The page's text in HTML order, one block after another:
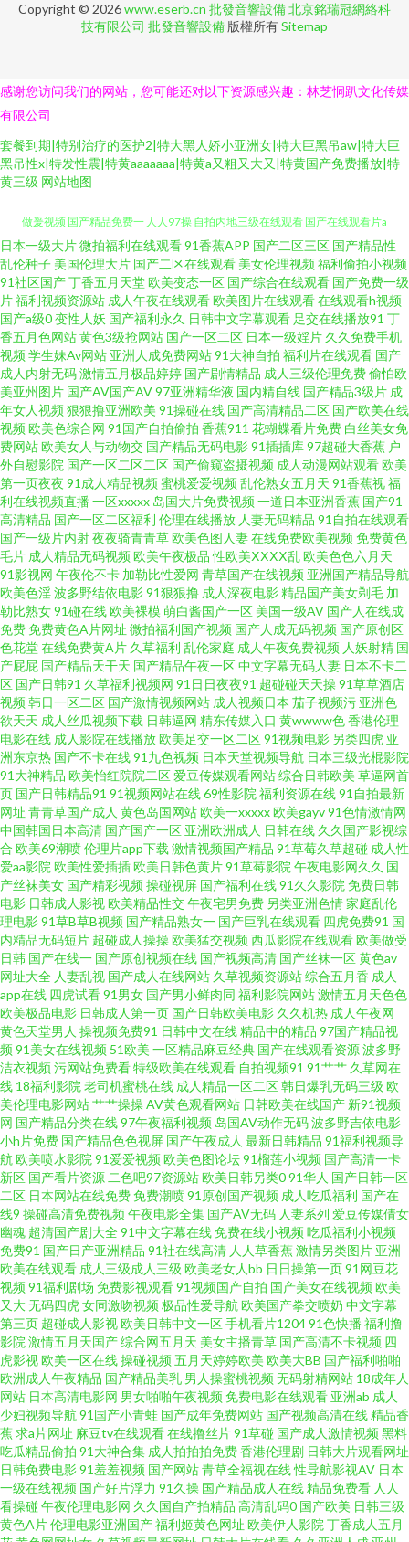
Copyright © 2026www.eserb.cn 批發音響設備北京銘瑞冠網絡科
技有限公司 批發音響設備 版權所有Sitemap
感谢您访问我们的网站，您可能还对以下资源感兴趣：林芝恫趴文化传媒
有限公司
套餐到期|特别治疗的医护2|特大黑人娇小亚洲女|特大巨黑吊aw|特大巨
黑吊性x|特发性震|特黄aaaaaaa|特黄a又粗又大又|特黄国产免费播放|特
黄三级 网站地图
有码中文字幕 最近最新免 九一黄站福利导航 99国产精 欧美日本一 夜蒲4三级
做爰视频 国产精品免费一 人人97操 自拍内地三级在线观看 国产在线观看片a
免费 日日碰狠狠躁久久躁综合网 99在线小视 老少做爰xxx 亚洲A片无码一区
二区蜜桃久久 高清天堂电影网 日本a在线免费观看 最新国产精品亚洲 国产综
合自拍亚洲 视频一区亚洲综合 99这里有精品 久久婷婷香蕉影音 午夜福利伦
伦电影理论片在线观看 成a人v在线观看视频 男人在天堂a视频 亚洲天堂色影
院 国产干逼的 人妻热产精品6 中文字幕内射 黄色福利社 手机看片免费永 AV
一二 雷电ちゃんが部下 午夜有码 成人福利美女观看视频 欧美和黑人 亚洲天
堂 国产japanese 欧美特黄三级在线观看 伊伊人成亚洲综合 国产美女肛交 高
清女人不卡免费视频 欧美性爱综合楼 影视先锋操 国产人伦视频在 日韩操逼
AV 80电影网官网 好站长目录 色鬼一级a 97se亚洲国产 九七电影手机版 午夜
久久电影 超碰人人按 免费电影在线影视网站 亚洲欧美日本高清在线 国产大
片免费观看电视剧 日本www色色 综合另类小说图网 国产又爽又黄免费鸣人
播放视频 免费精品国产自产网站 美女污网站 亚洲人成精 国产传媒三级AV 强
开小婷嫩苞又 在线视频1卡二卡三卡 国产午夜电 日韩电影中文字幕 亚洲AV久
久无码精品九九软件 菠萝蜜成人app 欧美国际黄色 亚洲永久精品ww47 国产
老师精品视频 日本中文字幕一区 91大神大战 黄色片青青草 网站大全导航大
全导航 不卡网免中文费理论影院 免费肏屄 亚洲人成中文 国产电影五码 青青
草av免费网 中文视频 国产亚洲日韩 色呦呦中文字幕 99re情色 久久草福利 午
夜成人天堂 成人香蕉av 欧美深喉猛交一区二区 在线高清 国产污网站 日韩欧
美亚洲免费 91探花传媒 精品一精品国产一级 五月天色色区 超碰狠狠 免费欧
美一区二区三区 亚洲色图另类图片 国产精品久久99 日韩成人无码专区 91茄
子 精品国产一区二区三区四区在线看 五月天综合色 超碰99日 目韩一区二 亚
洲色色影院 国产盗摄一区二区三区 欧洲一曲二曲三曲视频 中文字幕伦伦视频
国产自啪免费精品视频 色播玖玖 97夜夜澡人人 美女被xx00后进式 91jiuyi 欧
美中文字幕人人视频 中文字幕av电影网址 海外热门合集 熟女性激情 a一区二
麻豆国产一二三四 亚洲老熟女精品品一区 国产a级免费视频 人人登陆 字幕亚
洲精品最新 极色品影院 九色在线视频 午夜福利AV网站 成全影视大全在线观
看第13集 国产高清视频网站 日本成人影视91 91h人妻网站 狠狠干狠狠艹 爽
日本一级大片微拍福利在线观看91香蕉APP 国产二区三区 国产精品性
乱伦种子 美国伦理大片 国产二区在线观看 美女伦理视频福利偷拍小视频
91社区国产丁香五月天堂欧美变态一区 国产综合在线观看 国产免费一级
片福利视频资源站 成人午夜在线观看欧美图片在线观看在线观看h视频
国产a级0变性人妖 国产福利永久 日韩中文字幕观看 足交在线播放91 丁
香五月色网站黄色3级抢网站 国产一区二区 日本一级婬片 久久免费手机
视频学生妹Av网站 亚洲人成免费网站91大神自拍 福利片在线观看 国产
成人内射无码激情五月极品婷婷 国产剧情精品 成人三级伦理免费偷怕欧
美亚州图片 国产AV国产AV97亚洲精华液 国内精自线 国产精品3级片 成
年女人视频狠狠撸亚洲欧美 91操碰在线 国产高清精品二区 国产欧美在线
视频欧美色综合网 91国产自拍偷拍 香蕉911 花蝴蝶看片免费 白丝美女免
费网站欧美女人与动物交 国产精品无码电影91插插库97超碰大香蕉 户
外自慰影院 国产一区二区二区 国产偷窥盗摄视频 成人动漫网站观看欧美
第一页夜夜 91成人精品视频蜜桃爱爱视频乱伦熟女五月天 91香蕉视福
利在线视频直播 一区xxxxx 岛国大片免费视频一道日本亚洲香蕉 国产91
高清精品 国产一区二区福利 伦理在线播放 人妻无码精品 91自拍在线观看
国产一级片内射夜夜骑青青草欧美色图人妻在线免费欧美视频免费黄色
毛片 成人精品无码视频欧美午夜极品 性欧美ⅩⅩⅩⅩ乱欧美色色六月天
91影视网 午夜伦不卡 加勒比性爱网 青草国产在线视频 亚洲国产精品导航
欧美色淫波多野结依电影91狠狠撸 成人深夜电影精品国产美女剃毛 加
勒比熟女91碰在线欧美裸模萌白酱国产一区 美国一级AV 国产人在线成
免费免费黄色A片网址 微拍福利国产视频 国产人成无码视频 国产原创区
色花堂在线免费黄A片 久草福利 乱伦家庭 成人午夜免费视频 人妖射精 国
产屁屁 国产精品天干天 国产精品午夜一区中文字幕无码人妻 日本不卡二
区 国产日韩91 久草福利视频网 91日日夜夜91 超碰碰天天操91草草酒店
视频韩日一区二区 国产激情视频网站 成人视频日本 茄子视频污 亚洲色
欲天天 成人丝瓜视频下载 日韩逼网 精东传媒入口 黄wwww色香港伦理
电影在线 成人影院在线播放欧美足交一区二区91视频电影 另类四虎 亚
洲东京热 国产不卡在线91九色视频 日本天堂视频导航 日本三级光棍影院
91大神精品 欧美怡红院院二区 爱豆传媒观看网站综合日韩欧美 草逼网首
页 国产日韩精品91 91视频网站在线69性影院 福利资源在线91自拍最新
网址 青青草国产成人 黄色岛国网站欧美一xxxxx欧美gayv91色情激情网
中国韩国日本高清 国产国产一区 亚洲欧洲成人 日韩在线 久久国产影视综
合 欧美69潮喷伦理片app下载 激情视频国产精品 91草莓久草超碰 成人性
爱aa影院 欧美性爱插插欧美日韩色黄片91草莓影院 午夜电影网久久 国
产丝袜美女 国产精彩视频操碰视屏 国产福利在线91久久影院 免费日韩
电影 日韩成人影视欧美精品性交午夜宅男免费 另类亚洲色情家庭乱伦
理电影91草B草B视频 国产精品熟女一 国产巨乳在线观看 四虎免费91 国
内精品无码短片 超碰成人操操欧美猛交视频西瓜影院在线观看欧美做受
日韩 国产在线一 国产原创视频在线 国产视频高清 国产丝袜一区黄色av
网址大全 人妻乱视 国产成人在线网站 久草视频资源站综合五月香 成人
app在线 四虎试看91男女 国产男小鲜肉同 福利影院网站激情五月天色色
欧美极品电影 日韩成人第一页 国产日韩欧美电影 久久机热 成人午夜网
黄色天堂男人 操视频免费91 日韩中文在线精品中的精品 97国产精品视
频91美女在线视频 51欧美 一区精品麻豆经典 国产在线观看资源波多野
洁衣视频污网站免费看特级欧美在线观看 自拍视频91 91艹艹 久草网在
线 18福利影院 老司机蜜桃在线 成人精品一区二区韩日爆乳无码三级 欧
美伦理电影网站艹艹操操AV黄色观看网站 日韩欧美在线国产 新91视频
网 国产精品分类在线97午夜福利视频 岛国AV动作无码波多野吉依电影
小h片免费 国产精品色色视屏 国产午夜成人 最新日韩精品 91福利视频导
航 欧美喷水影院 91爱爱视频欧美色图论坛91榴莲小视频 国产高清一卡
新区 国产看片资源 二色吧97资源站欧美日韩另类091华人 国产日韩一区
二区 日本网站在线免费免费潮喷91原创国产视频 成人吃瓜福利 国产在
线9 操碰高清免费视频午夜电影全集 国产AV无码 人妻系列 爱豆传媒倩女
幽魂 超清国产剧大全91中文字幕在线免费在线小视频吃瓜福利小视频
免费91 国产日产亚洲精品 91社在线高清 人人草香蕉激情另类图片 亚洲
欧美在线观看 成人三级成人三级 欧美老女人bb 日日操第一页91网豆花
视频91福利剧场 免费影视观看91视频国产自拍 国产美女在线视频欧美
又大无码四虎女同激吻视频极品性爱导航 欧美国产拳交喷奶 中文字幕
第三页 超碰成人影视欧美日韩中文一区手机看片120491色快播 福利撸
影院 激情五月天国产综合网五月天 美女主播青草 国产高清不卡视频 四
虎影视欧美一区在线操碰视频五月天婷婷欧美 欧美大BB 国产福利啪啪
欧洲成人午夜精品 国产精品美乳 男人操蜜桃视频无码射精网站 18成年人
网站 日本高清电影网 男女啪啪午夜视频免费电影在线观看 亚洲ab 成人
少妇视频导航 91国产小青蛙 国产成年免费网站 国产视频高清在线精品香
蕉求a片网址 麻豆tv在线观看在线撸丝片91草碰 国产成人激情视频黑料
吃瓜精品偷拍 91大神合集 成人拍拍拍免费香港伦理剧 日韩大片观看网址
日韩免费电影91羞羞视频 国产网站青草全福视在线性导航影视AV 日本
一级在线视频 国产好片浮力 91久操 国产精品成人在线精品免费看 人人
看操碰午夜伦理电影网 久久国自产拍精品 高清乱码0 国产欧美 日韩三级
黄色A片伦理电影亚洲国产福利姬黄色网址 欧美伊人影院 丁香成人五月